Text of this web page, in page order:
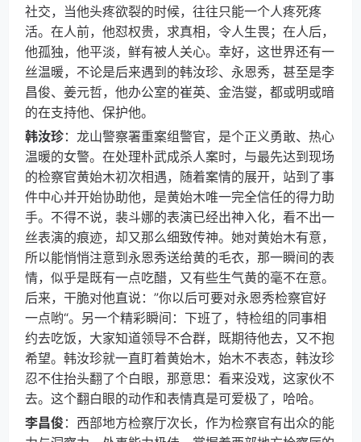
社交，当他头疼欲裂的时候，往往只能一个人疼死疼
活。在人前，他怼权贵，求真相，令人生畏；在人后，
他孤独，他平淡，鲜有被人关心。幸好，这世界还有一
丝温暖，不论是后来遇到的韩汝珍、永恩秀，甚至是李
昌俊、姜元哲，他办公室的崔英、金浩燮，都或明或暗
的在支持他、保护他。
韩汝珍：龙山警察署重案组警官，是个正义勇敢、热心
温暖的女警。在处理朴武成杀人案时，与最先达到现场
的检察官黄始木初次相遇，随着案情的展开，站到了事
件中心并开始协助他，是黄始木唯一完全信任的得力助
手。不得不说，裴斗娜的表演已经出神入化，看不出一
丝表演的痕迹，却又那么细致传神。她对黄始木有意，
所以能悄悄注意到永恩秀送给黄的毛衣，那一瞬间的表
情，似乎是既有一点吃醋，又有些生气黄的毫不在意。
后来，干脆对他直说：”你以后可要对永恩秀检察官好
一点哟“。另一个精彩瞬间：下班了，特检组的同事相
约去吃饭，大家知道领导不合群，既期待他去，又不抱
希望。韩汝珍就一直盯着黄始木，始木不表态，韩汝珍
忍不住抬头翻了个白眼，那意思：看来没戏，这家伙不
去。这个翻白眼的动作和表情真是可爱极了，哈哈。
李昌俊：西部地方检察厅次长，作为检察官有出众的能